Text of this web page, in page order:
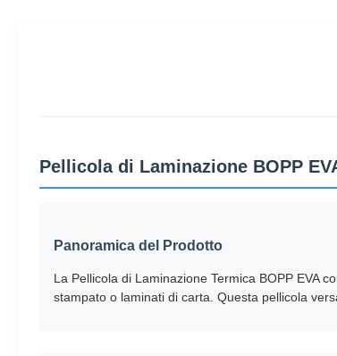
Pellicola di Laminazione BOPP
Panoramica del Prodotto
La Pellicola di Laminazione Termica BOPP EVA
stampato o laminati di carta. Questa pellicola